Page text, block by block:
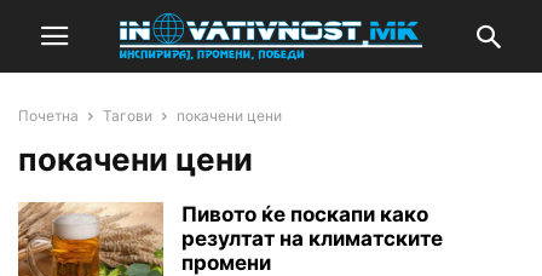
Почетна Тагови покачени цени
покачени цени
Пивото ќе поскапи како
резултат на климатските
промени